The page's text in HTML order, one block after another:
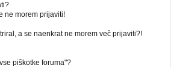
ne morem prijaviti!
a se naenkrat ne morem več prijaviti?!
piškotke foruma"?